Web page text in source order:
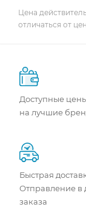
Цена
отличаться от
Доступные
на лучшие
Быстрая
Отправление в
заказа